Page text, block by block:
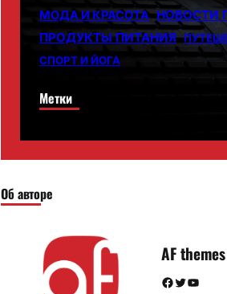
МОДА И КРАСОТА НОВОСТИ
ПРОДУКТЫ ПИТАНИЯ
СПОРТ И ЙОГА
Метки
Об авторе
AF themes
Facebook Twitter YouTube